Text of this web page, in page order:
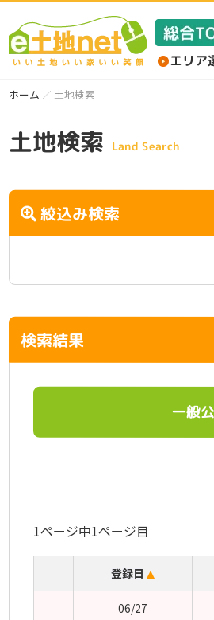
ホーム 土地検索
土地検索 Land Search
絞込み検索
検索結果
一般
1ページ中1ページ目
登録日
06/27